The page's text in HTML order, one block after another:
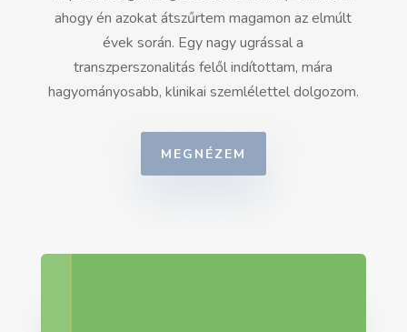
ahogy én azokat átszűrtem magamon az elmúlt
évek során. Egy nagy ugrással a
transzperszonalitás felől indítottam, mára
hagyományosabb, klinikai szemlélettel dolgozom.
MEGNÉZEM